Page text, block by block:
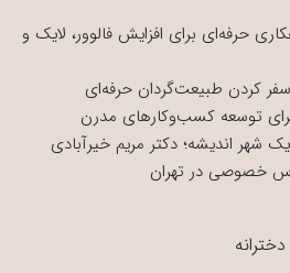
حرفه‌ای برای افزایش فالوور، لایک و
کردن طبیعت‌گردان حرفه‌ای
توسعه کسب‌وکارهای مدرن
شهر اندیشه؛ دکتر مریم خیرآبادی
خصوصی در تهران